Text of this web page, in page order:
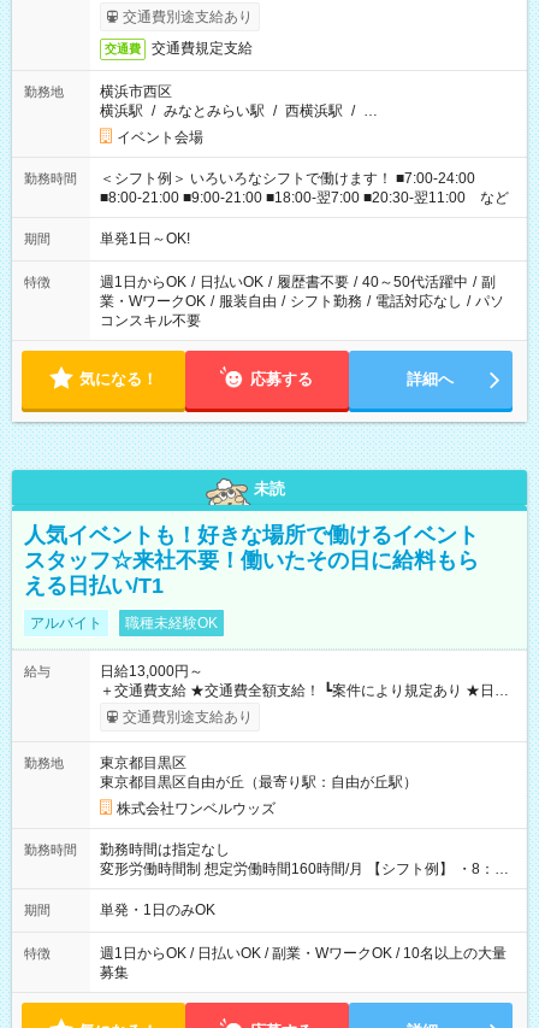
交通費別途支給あり
交通費 交通費規定支給
勤務地
横浜市西区
横浜駅 / みなとみらい駅 / 西横浜駅 / …
イベント会場
勤務時間
＜シフト例＞ いろいろなシフトで働けます！ ■7:00-24:00
■8:00-21:00 ■9:00-21:00 ■18:00-翌7:00 ■20:30-翌11:00 など
期間 単発1日～OK!
特徴 週1日からOK / 日払いOK / 履歴書不要 / 40～50代活躍中 / 副
業・WワークOK / 服装自由 / シフト勤務 / 電話対応なし / パソ
コンスキル不要
気になる！ 応募する 詳細へ
未読
人気イベントも！好きな場所で働けるイベント
スタッフ☆来社不要！働いたその日に給料もら
える日払い/T1
アルバイト 職種未経験OK
給与
日給13,000円～
＋交通費支給 ★交通費全額支給！ ┗案件により規定あり ★日払
いOK！（規定あり） ┗働いたその日に現金GET♪ お仕事後はコ
ンビニATMから 日払い分を引き落とせます！ 【試用期間】試
交通費別途支給あり
勤務地
東京都目黒区
東京都目黒区自由が丘（最寄り駅：自由が丘駅）
株式会社ワンベルウッズ
勤務時間
勤務時間は指定なし
変形労働時間制 想定労働時間160時間/月 【シフト例】 ・8：00
～21：00
期間 単発・1日のみOK
特徴
週1日からOK / 日払いOK / 副業・WワークOK / 10名以上の大量
募集